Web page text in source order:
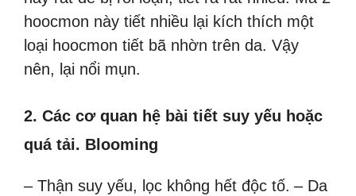
hoocmon này tiết nhiều lại kích thích một
loại hoocmon tiết bã nhờn trên da. Vậy
nên, lại nổi mụn.
2. Các cơ quan hệ bài tiết suy yếu hoặc
quá tải. Blooming
– Thận suy yếu, lọc không hết độc tố. – Da